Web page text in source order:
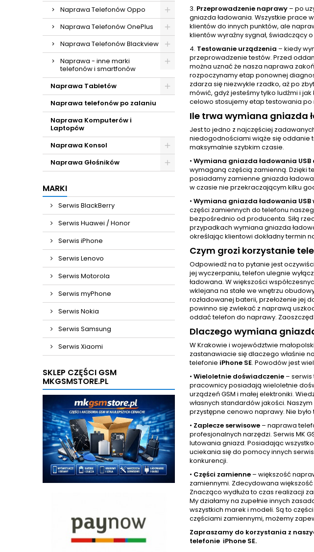
Naprawa Telefonów Oppo
Naprawa Telefonów OnePlus
Naprawa Telefonów Blackview
Naprawa - inne marki
telefonów i smartfonów
Naprawa Tabletów
Naprawa telefonów po zalaniu
Naprawa Komputerów i
Laptopów
Naprawa Konsol
Naprawa Głośników
MARKI
Serwis BlackBerry
Serwis Huawei / Honor
Serwis iPhone
Serwis Lenovo
Serwis Motorola
Serwis myPhone
Serwis Nokia
Serwis Samsung
Serwis Xiaomi
SKLEP CZĘŚCI GSM
MKGSMSTORE.PL
3. Przeprowadzenie naprawy – po
gniazda ładowania. Wszystkie prace
klientów do innych punktów, ale
klientów wyraźny sygnał, świadczący
4. Testowanie urządzenia – kiedy
przeprowadzenie testów. Przed
można uznać że nasza naprawa
rozpoczynamy etap ponownej
zdarza się niezwykle rzadko, aż po
mówić, gdyż jesteśmy tylko ludźmi i
celowo stosujemy etap testowania
Ile trwa wymiana gniazda
Jest to jedno z najczęściej
niedogodnościami wiąże się oddanie
maksymalnie szybkim czasie.
• Wymiana gniazda ładowania USB
wymaganą częścią zamienną. Dzięki
posiadamy zamienne gniazda
w czasie nie przekraczającym kilku
• Wymiana gniazda ładowania USB
części zamiennych do telefonu
bezpośrednio od producenta. Siłą
przypadkach wymiana gniazda
określając klientowi dokładny termin
Czym grozi korzystanie
Odpowiedź na to pytanie jest
jej wyczerpaniu, telefon ulegnie
ładowana. W większości
wklejana na stałe we wnętrzu
rozładowanej baterii, przełożenie jej
powinno się zwlekać z naprawą
oddać telefon do naprawy.
Dlaczego wymiana
W Krakowie i województwie
zastanawiacie się dlaczego właśnie
telefonie iPhone SE. Powodów jest
• Wieloletnie doświadczenie –
pracownicy posiadają wieloletnie
urządzeń GSM i małej elektroniki.
własnych standardów jakości.
przystępne cenowo naprawy. Nie
• Zaplecze serwisowe – naprawa
profesjonalnych narzędzi. Serwis MK
lutowania gniazd. Posiadając
uciekania się do pomocy innych
konkurencji.
• Części zamienne – większość
zamiennymi. Zdecydowana
Znacząco wydłuża to czas realizacji
My działamy na zupełnie innych
wszystkich marek i modeli. Są to
częściami zamiennymi, możemy
Zapraszamy do korzystania z
telefonie iPhone SE.